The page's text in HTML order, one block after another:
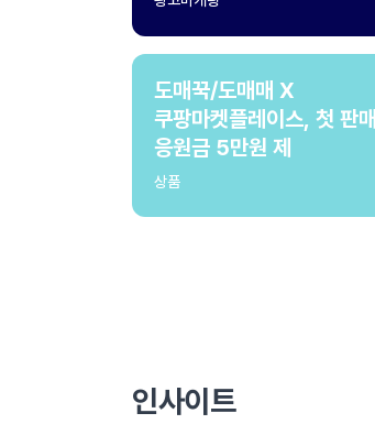
도매꾹/도매매 X
쿠팡마켓플레이스, 첫 판매
응원금 5만원 제
상품
인사이트